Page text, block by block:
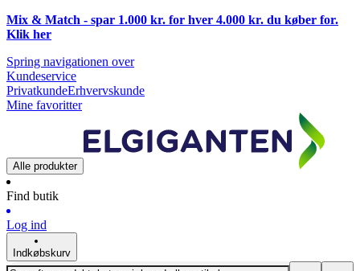
Mix & Match - spar 1.000 kr. for hver 4.000 kr. du køber for.
Klik her
Spring navigationen over
Kundeservice
PrivatkundeErhvervskunde
Mine favoritter
Alle produkter
Find butik
Log ind
Indkøbskurv